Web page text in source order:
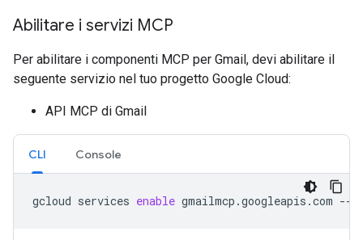
Abilitare i servizi MCP
Per abilitare i componenti MCP per Gmail, devi abilitare il
seguente servizio nel tuo progetto Google Cloud:
API MCP di Gmail
CLI Console
gcloud services enable gmailmcp.googleapis.com --